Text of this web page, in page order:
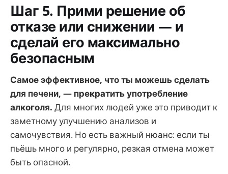
Шаг 5. Прими решение об
отказе или снижении — и
сделай его максимально
безопасным
Самое эффективное, что ты можешь сделать
для печени, — прекратить употребление
алкоголя. Для многих людей уже это приводит к
заметному улучшению анализов и
самочувствия. Но есть важный нюанс: если ты
пьёшь много и регулярно, резкая отмена может
быть опасной.